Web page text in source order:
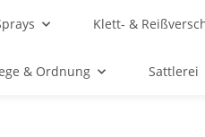
Klett- &
& Ordnung Sattlerei